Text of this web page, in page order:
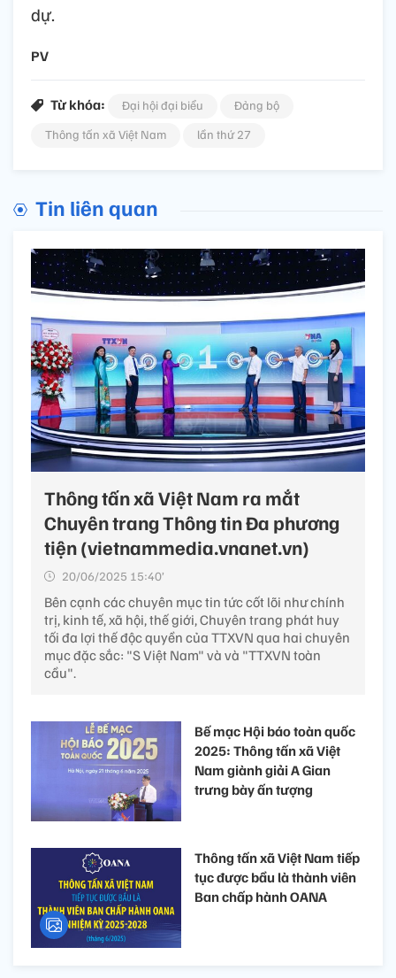
dự.
PV
Từ khóa: Đại hội đại biểu
Đảng bộ
Thông tấn xã Việt Nam
lần thứ 27
Tin liên quan
Thông tấn xã Việt Nam ra mắt
Chuyên trang Thông tin Đa phương
tiện (vietnammedia.vnanet.vn)
20/06/2025 15:40’
Bên cạnh các chuyên mục tin tức cốt lõi như chính
trị, kinh tế, xã hội, thế giới, Chuyên trang phát huy
tối đa lợi thế độc quyền của TTXVN qua hai chuyên
mục đặc sắc: "S Việt Nam" và và "TTXVN toàn
cầu".
Bế mạc Hội báo toàn quốc
2025: Thông tấn xã Việt
Nam giành giải A Gian
trưng bày ấn tượng
Thông tấn xã Việt Nam tiếp
tục được bầu là thành viên
Ban chấp hành OANA